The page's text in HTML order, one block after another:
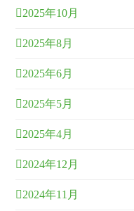
2025年10月
2025年8月
2025年6月
2025年5月
2025年4月
2024年12月
2024年11月